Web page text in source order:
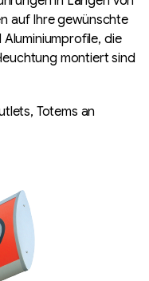
auf Ihre gewünschte
die
montiert sind
Totems an